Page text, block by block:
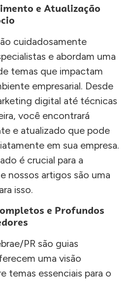
e Atualização
cuidadosamente
e abordam uma
temas que impactam
empresarial. Desde
digital até técnicas
você encontrará
e atualizado que pode
em sua empresa.
é crucial para a
nossos artigos são uma
isso.
e Profundos
PR são guias
uma visão
temas essenciais para o